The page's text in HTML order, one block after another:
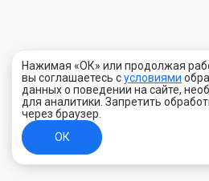
Нажимая «ОК» или продолжая
вы соглашаетесь сусловиями
данных о поведении на сайте,
для аналитики. Запретить
через браузер.
ОК